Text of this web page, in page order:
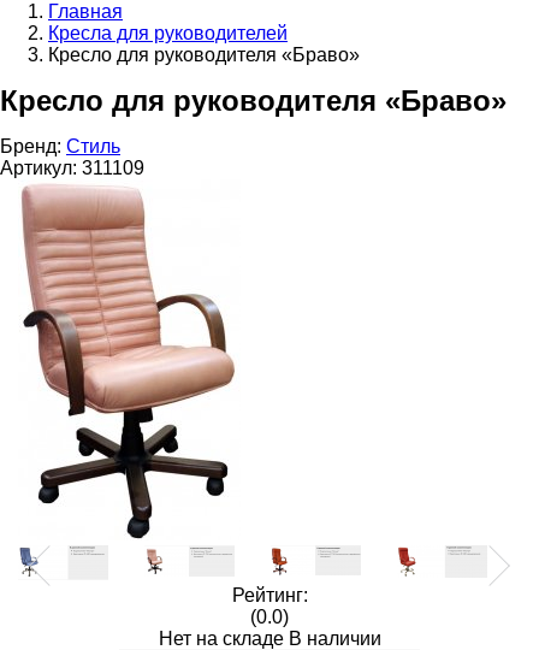
Главная
Кресла для руководителей
Кресло для руководителя «Браво»
Кресло для руководителя «Браво»
Бренд: Стиль
Артикул: 311109
Рейтинг:
(0.0)
Нет на складе В наличии